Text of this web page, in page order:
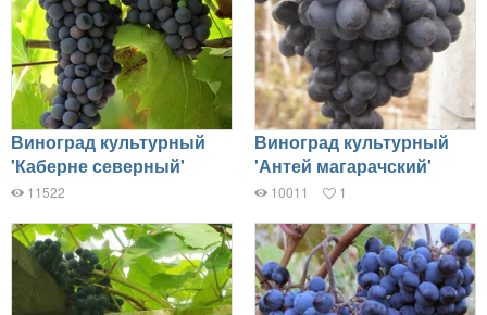
Виноград культурный
'Каберне северный'
11522
Виноград культурный
'Антей магарачский'
10011 1